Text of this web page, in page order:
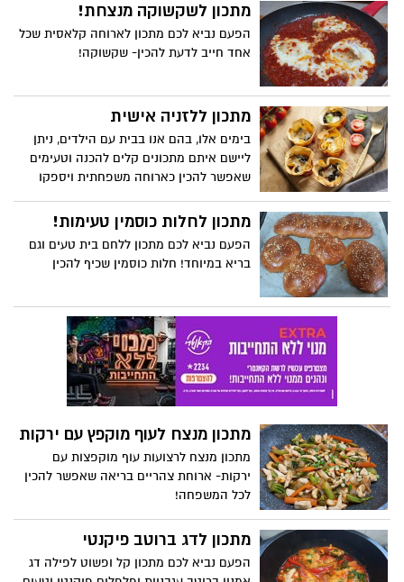
מתכון לשקשוקה מנצחת!
הפעם נביא לכם מתכון לארוחה קלאסית שכל
אחד חייב לדעת להכין- שקשוקה!
מתכון ללזניה אישית
בימים אלו, בהם אנו בבית עם הילדים, ניתן
ליישם איתם מתכונים קלים להכנה וטעימים
שאפשר להכין כארוחה משפחתית ויספקו
מציע מתכון מנצח של לזניה אישית! קל
להכנה, טעים והילדים ישמחו להשתתף
בהכנה וגם לאכול!
מתכון לחלות כוסמין טעימות!
הפעם נביא לכם מתכון ללחם בית טעים וגם
בריא במיוחד! חלות כוסמין שכיף להכין
מתכון מנצח לעוף מוקפץ עם ירקות
מתכון מנצח לרצועות עוף מוקפצות עם
ירקות- ארוחת צהריים בריאה שאפשר להכין
לכל המשפחה!
מתכון לדג ברוטב פיקנטי
הפעם נביא לכם מתכון קל ופשוט לפילה דג